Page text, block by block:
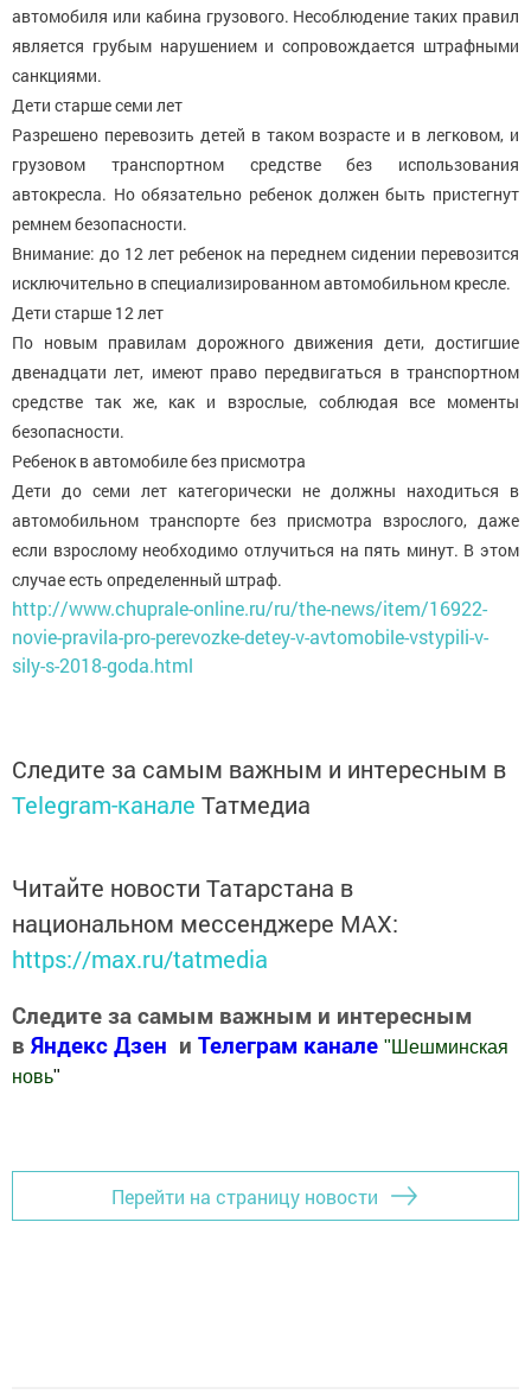
автомобиля или кабина грузового. Несоблюдение таких правил
является грубым нарушением и сопровождается штрафными
санкциями.
Дети старше семи лет
Разрешено перевозить детей в таком возрасте и в легковом, и
грузовом транспортном средстве без использования
автокресла. Но обязательно ребенок должен быть пристегнут
ремнем безопасности.
Внимание: до 12 лет ребенок на переднем сидении перевозится
исключительно в специализированном автомобильном кресле.
Дети старше 12 лет
По новым правилам дорожного движения дети, достигшие
двенадцати лет, имеют право передвигаться в транспортном
средстве так же, как и взрослые, соблюдая все моменты
безопасности.
Ребенок в автомобиле без присмотра
Дети до семи лет категорически не должны находиться в
автомобильном транспорте без присмотра взрослого, даже
если взрослому необходимо отлучиться на пять минут. В этом
случае есть определенный штраф.
http://www.chuprale-online.ru/ru/the-news/item/16922-
novie-pravila-pro-perevozke-detey-v-avtomobile-vstypili-v-
sily-s-2018-goda.html
Следите за самым важным и интересным в
Telegram-канале Татмедиа
Читайте новости Татарстана в
национальном мессенджере MАХ:
https://max.ru/tatmedia
Следите за самым важным и интересным
в Яндекс Дзен и Телеграм канале " Шешминская
новь"
Перейти на страницу новости